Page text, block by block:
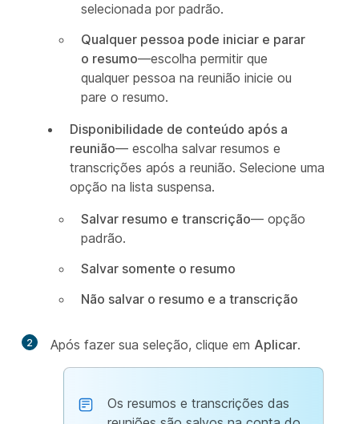
selecionada por padrão.
Qualquer pessoa pode iniciar e parar
o resumo—escolha permitir que
qualquer pessoa na reunião inicie ou
pare o resumo.
Disponibilidade de conteúdo após a
reunião— escolha salvar resumos e
transcrições após a reunião. Selecione uma
opção na lista suspensa.
Salvar resumo e transcrição— opção
padrão.
Salvar somente o resumo
Não salvar o resumo e a transcrição
2 Após fazer sua seleção, clique em Aplicar.
Os resumos e transcrições das